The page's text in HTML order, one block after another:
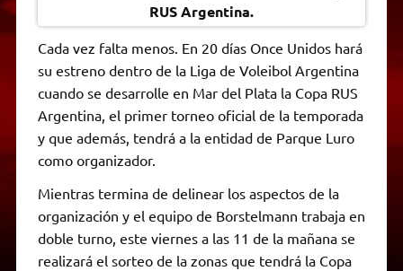
RUS Argentina.
Cada vez falta menos. En 20 días Once Unidos hará
su estreno dentro de la Liga de Voleibol Argentina
cuando se desarrolle en Mar del Plata la Copa RUS
Argentina, el primer torneo oficial de la temporada
y que además, tendrá a la entidad de Parque Luro
como organizador.
Mientras termina de delinear los aspectos de la
organización y el equipo de Borstelmann trabaja en
doble turno, este viernes a las 11 de la mañana se
realizará el sorteo de la zonas que tendrá la Copa